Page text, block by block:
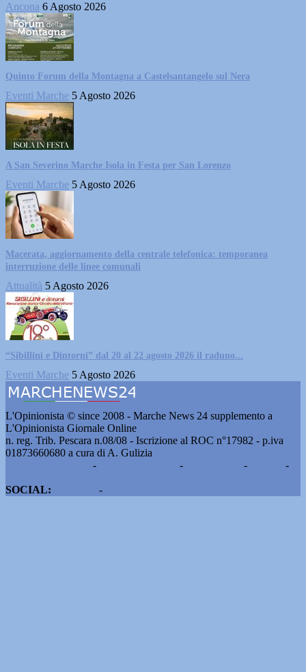
Ancona 6 Agosto 2026
Quinto Forum della Montagna a Castelsantangelo sul Nera
Eventi Marche 5 Agosto 2026
A San Severino Marche Isola in Festa per San Lorenzo
Eventi Marche 5 Agosto 2026
Macerata, aggiornamento della centrale telefonica: temporanea
interruzione delle linee comunali
Attualità 5 Agosto 2026
“Sibillini e Dintorni” dal 20 al 22 agosto 2026 il raduno...
Eventi Marche 5 Agosto 2026
L'Opinionista © since 2008 - Marche News 24 supplemento a
L'Opinionista Giornale Online
n. reg. Trib. Pescara n.08/08 - Iscrizione al ROC n°17982 - p.iva
01873660680 a cura di A. Gulizia
- - -
-
SOCIAL:
-